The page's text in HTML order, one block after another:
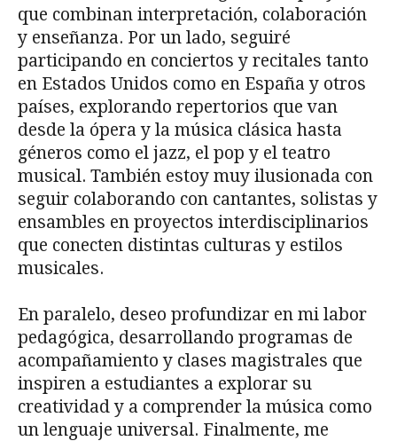
que combinan interpretación, colaboración
y enseñanza. Por un lado, seguiré
participando en conciertos y recitales tanto
en Estados Unidos como en España y otros
países, explorando repertorios que van
desde la ópera y la música clásica hasta
géneros como el jazz, el pop y el teatro
musical. También estoy muy ilusionada con
seguir colaborando con cantantes, solistas y
ensambles en proyectos interdisciplinarios
que conecten distintas culturas y estilos
musicales.
En paralelo, deseo profundizar en mi labor
pedagógica, desarrollando programas de
acompañamiento y clases magistrales que
inspiren a estudiantes a explorar su
creatividad y a comprender la música como
un lenguaje universal. Finalmente, me